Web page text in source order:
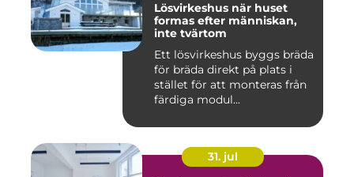
Lösvirkeshus när huset
formas efter människan,
inte tvärtom
Ett lösvirkeshus byggs bräda
för bräda direkt på plats i
stället för att monteras från
färdiga modul...
31. jul